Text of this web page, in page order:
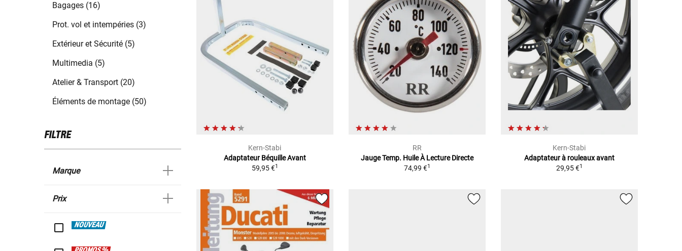
Bagages (16)
Prot. vol et intempéries (3)
Extérieur et Sécurité (5)
Multimedia (5)
Atelier & Transport (20)
Éléments de montage (50)
FILTRE
Marque
Prix
NOUVEAU
Kern-Stabi
Adaptateur Béquille Avant
59,95 €1
RR
Jauge Temp. Huile À Lecture Directe
74,99 €1
Kern-Stabi
Adaptateur à rouleaux avant
29,95 €1